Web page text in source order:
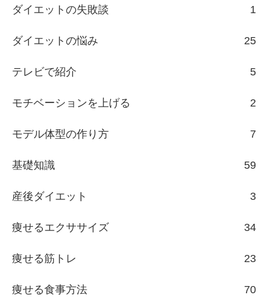
ダイエットの失敗談 1
ダイエットの悩み 25
テレビで紹介 5
モチベーションを上げる 2
モデル体型の作り方 7
基礎知識 59
産後ダイエット 3
痩せるエクササイズ 34
痩せる筋トレ 23
痩せる食事方法 70